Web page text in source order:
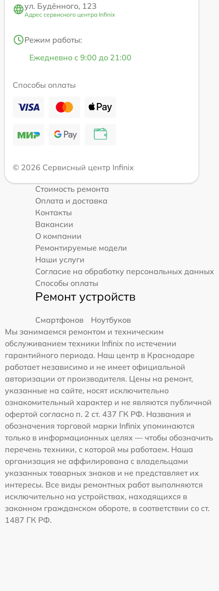
ул. Будённого, 123
Адрес сервисного центра Infinix
Режим работы:
Ежедневно с 9:00 до 21:00
Способы оплаты
© 2026 Сервисный центр Infinix
Стоимость ремонта
Оплата и доставка
Контакты
Вакансии
О компании
Ремонтируемые модели
Наши услуги
Согласие на обработку персональных данных
Способы оплаты
Ремонт устройств
Смартфонов
Ноутбуков
Мы занимаемся ремонтом и техническим
обслуживанием техники Infinix по истечении
гарантийного периода. Наш центр в Краснодаре
работает независимо и не имеет официальной
авторизации от производителя. Цены на ремонт,
указанные на сайте, носят исключительно
ознакомительный характер и не являются публичной
офертой согласно п. 2 ст. 437 ГК РФ. Названия и
обозначения торговой марки Infinix упоминаются
только в информационных целях — чтобы обозначить
перечень техники, с которой мы работаем. Наша
организация не аффилирована с владельцами
указанных товарных знаков и не представляет их
интересы. Все виды ремонтных работ выполняются
исключительно на устройствах, находящихся в
законном гражданском обороте, в соответствии со ст.
1487 ГК РФ.